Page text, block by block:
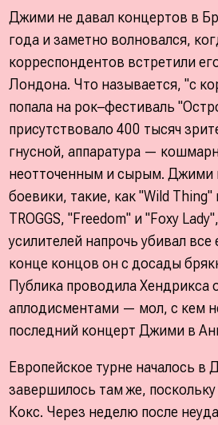
Джими не давал концертов в
года и заметно волновался,
корреспондентов встретили
Лондона. Что называется, "с
попала на рок–фестиваль
присутствовало 400 тысяч
гнусной, аппаратура —
неотточенным и сырым. Джими
боевики, такие, как "Wild Thing"
TROGGS, "Freedom" и "Foxy
усилителей напрочь убивал все
конце концов он с досады
Публика проводила
аплодисментами — мол, с кем
последний концерт Джими в
Европейское турне началось в
завершилось там же,
Кокс. Через неделю после